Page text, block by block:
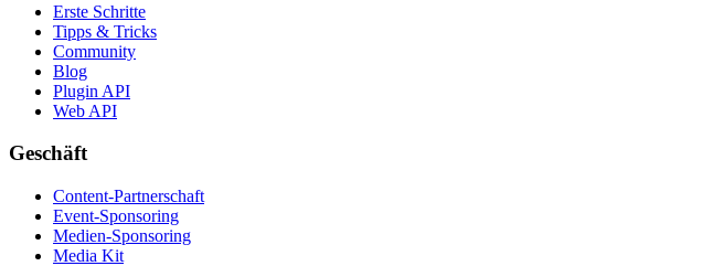
Erste Schritte
Tipps & Tricks
Community
Blog
Plugin API
Web API
Geschäft
Content-Partnerschaft
Event-Sponsoring
Medien-Sponsoring
Media Kit